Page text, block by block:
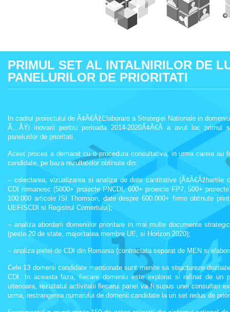
PRIMUL SET AL INTALNIRILOR DE
PANELURILOR DE PRIORITATI
In cadrul proiectului de Ã¢Â€ÂžElaborare a Strategiei Nationale in
Ã…ÂŸi inovarii pentru perioada 2014-2020Ã¢Â€Â a avut loc primul
panelurilor de prioritati.
Acest proces a demarat cu o procedura consultativa, in urma careia au
candidate, pe baza rezultatelor obtinute din:
– colectarea, vizualizarea si analiza de date cantitative (Ã¢Â€Âžhartile
CDI romanesc (5000+ proiecte PNCDI, 600+ proiecte FP7, 500+
100.000 articole ISI Thomson, date despre 600.000+ firme obtinute
UEFISCDI si Registrul Comertului);
– analiza abordarii domeniilor prioritare in mai multe documente
(peste 20 de state, majoritatea membre UE, si Horizon 2020);
– analiza pietei de CDI din Romania (contractata separat de MEN si
Cele 13 domenii candidate mentionate sunt menite sa structureze
CDI. In aceasta faza, fiecare domeniu este explorat si rafinat de un
ulterioara, rezultatul activitatii fiecarui panel va fi supus unei consultari
urma, restrangerea numarului de domenii candidate la un set redus de